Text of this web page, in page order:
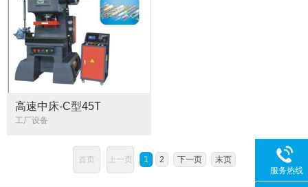
高速中床-C型45T
工厂设备
首页 上一页 1 2 下一页 末页
服务热线